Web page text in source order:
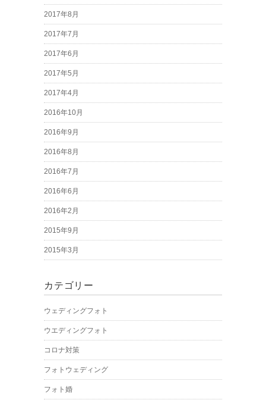
2017年8月
2017年7月
2017年6月
2017年5月
2017年4月
2016年10月
2016年9月
2016年8月
2016年7月
2016年6月
2016年2月
2015年9月
2015年3月
カテゴリー
ウェディングフォト
ウエディングフォト
コロナ対策
フォトウェディング
フォト婚